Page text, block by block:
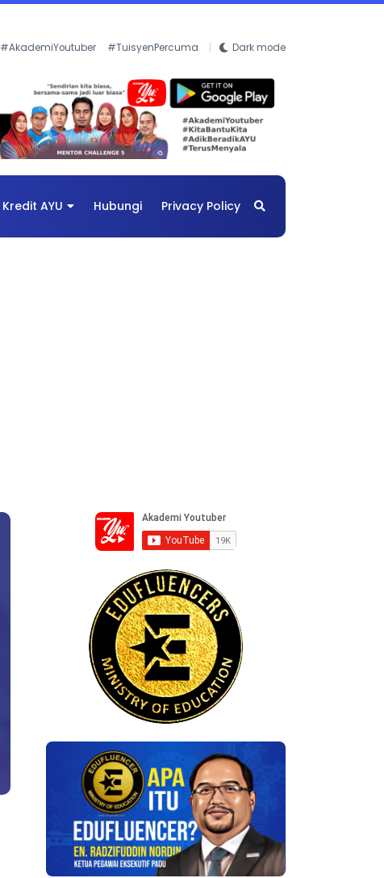
#AkademiYoutuber #TuisyenPercuma Dark mode
Kredit AYU Hubungi Privacy Policy